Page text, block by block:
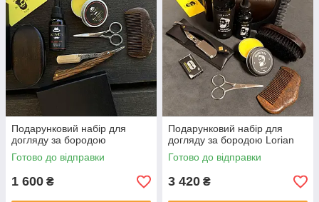
Подарунковий набір для
догляду за бородою
Готово до відправки
1 600 ₴
Подарунковий набір для
догляду за бородою Lorian
Готово до відправки
3 420 ₴